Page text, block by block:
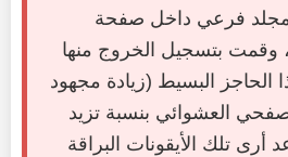
مجلد فرعي داخل صفحة
وقمت بتسجيل الخروج منها
الحاجز البسيط (زيادة مجهود
العشوائي بنسبة تزيد
أعد أرى تلك الأيقونات البراقة